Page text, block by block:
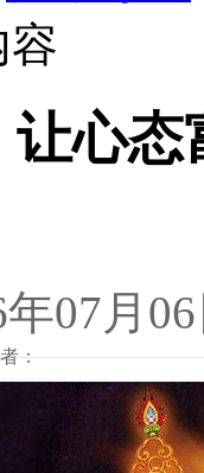
容
心态
07月
：